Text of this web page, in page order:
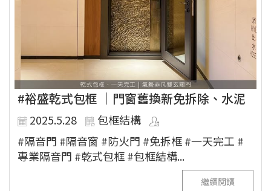
#裕盛乾式包框 ｜門窗舊換新免拆除、水泥
2025.5.28
包框結構
#隔音門 #隔音窗 #防火門 #免拆框 #一天完工 #
專業隔音門 #乾式包框 #包框結構...
繼續閱讀